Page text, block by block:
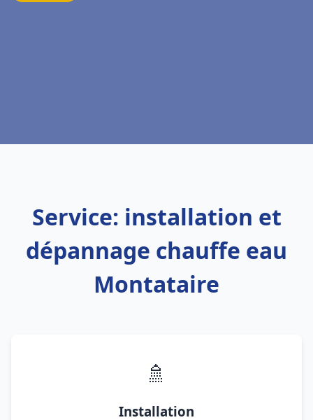
Service: installation et
dépannage chauffe eau
Montataire
🚿
Installation